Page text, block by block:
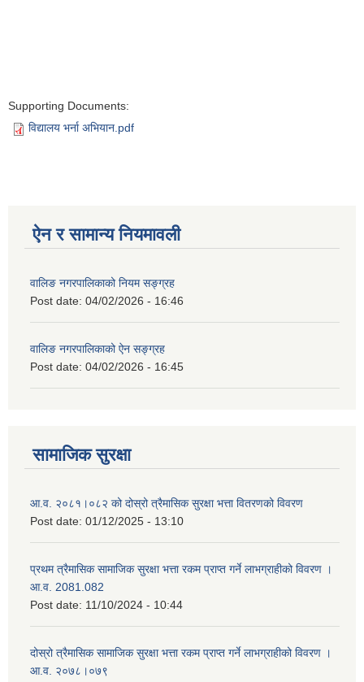
Supporting Documents:
विद्यालय भर्ना अभियान.pdf
ऐन र सामान्य नियमावली
वालिङ नगरपालिकाको नियम सङ्ग्रह
Post date: 04/02/2026 - 16:46
वालिङ नगरपालिकाको ऐन सङ्ग्रह
Post date: 04/02/2026 - 16:45
सामाजिक सुरक्षा
आ.व. २०८१।०८२ को दोस्रो त्रैमासिक सुरक्षा भत्ता वितरणको विवरण
Post date: 01/12/2025 - 13:10
प्रथम त्रैमासिक सामाजिक सुरक्षा भत्ता रकम प्राप्त गर्ने लाभग्राहीको विवरण ।
आ.व. 2081.082
Post date: 11/10/2024 - 10:44
दोस्रो त्रैमासिक सामाजिक सुरक्षा भत्ता रकम प्राप्त गर्ने लाभग्राहीको विवरण ।
आ.व. २०७८।०७९